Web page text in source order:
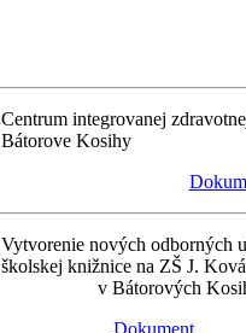
Centrum integrovanej
Bátorove Kosihy
Vytvorenie nových odborných
školskej knižnice na ZŠ
v Bátorových